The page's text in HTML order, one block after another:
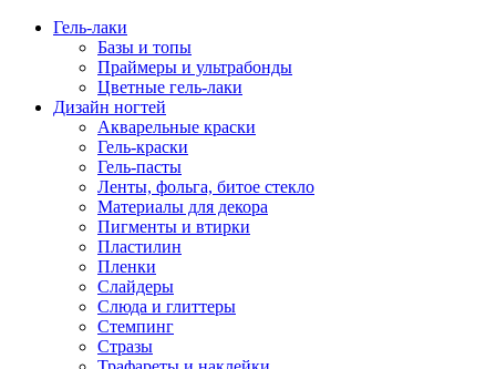
Гель-лаки
Базы и топы
Праймеры и ультрабонды
Цветные гель-лаки
Дизайн ногтей
Акварельные краски
Гель-краски
Гель-пасты
Ленты, фольга, битое стекло
Материалы для декора
Пигменты и втирки
Пластилин
Пленки
Слайдеры
Слюда и глиттеры
Стемпинг
Стразы